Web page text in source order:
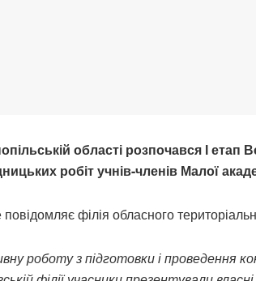
області розпочався І етап
робіт учнів-членів Малої
філія обласного
роботу з підготовки і проведення